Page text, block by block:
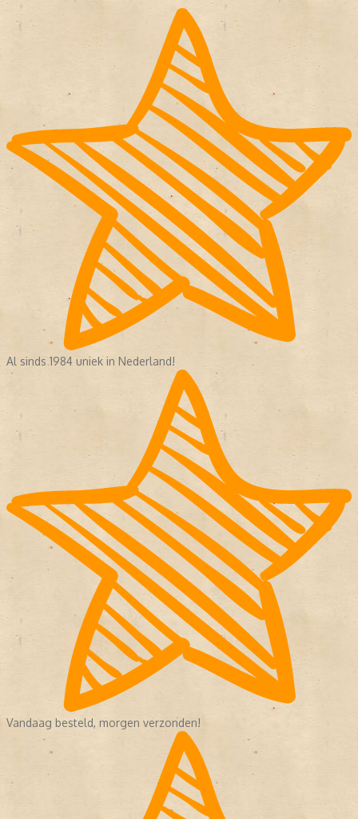
Al sinds 1984 uniek in Nederland!
Vandaag besteld, morgen verzonden!